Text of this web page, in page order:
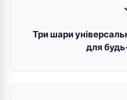
Три шари
для